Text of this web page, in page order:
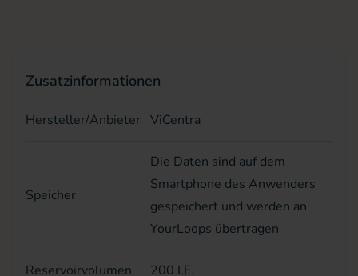
Zusatzinformationen
Hersteller/Anbieter ViCentra
Speicher
Die Daten sind auf dem
Smartphone des Anwenders
gespeichert und werden an
YourLoops übertragen
Reservoirvolumen 200 I.E.